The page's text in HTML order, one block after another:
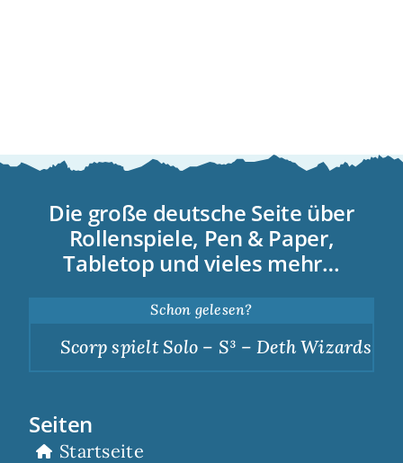
Die große deutsche Seite über
Rollenspiele, Pen & Paper,
Tabletop und vieles mehr…
Schon gelesen?
Scorp spielt Solo – S³ – Deth Wizards –
Seiten
Startseite